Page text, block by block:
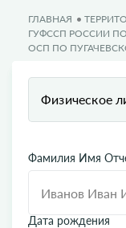
ГЛАВНАЯ
ГУФССП РОССИИ
ОСП ПО
Физическое
Фамилия Имя
Дата рождения